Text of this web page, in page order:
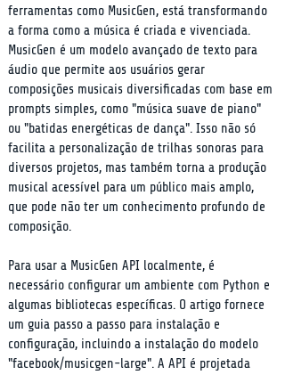
ferramentas como MusicGen, está transformando
a forma como a música é criada e vivenciada.
MusicGen é um modelo avançado de texto para
áudio que permite aos usuários gerar
composições musicais diversificadas com base em
prompts simples, como "música suave de piano"
ou "batidas energéticas de dança". Isso não só
facilita a personalização de trilhas sonoras para
diversos projetos, mas também torna a produção
musical acessível para um público mais amplo,
que pode não ter um conhecimento profundo de
composição.
Para usar a MusicGen API localmente, é
necessário configurar um ambiente com Python e
algumas bibliotecas específicas. O artigo fornece
um guia passo a passo para instalação e
configuração, incluindo a instalação do modelo
"facebook/musicgen-large". A API é projetada